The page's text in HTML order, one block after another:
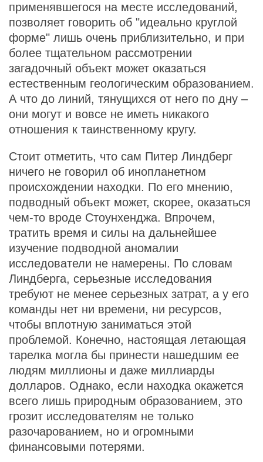
применявшегося на месте исследований,
позволяет говорить об "идеально круглой
форме" лишь очень приблизительно, и при
более тщательном рассмотрении
загадочный объект может оказаться
естественным геологическим образованием.
А что до линий, тянущихся от него по дну –
они могут и вовсе не иметь никакого
отношения к таинственному кругу.
Стоит отметить, что сам Питер Линдберг
ничего не говорил об инопланетном
происхождении находки. По его мнению,
подводный объект может, скорее, оказаться
чем-то вроде Стоунхенджа. Впрочем,
тратить время и силы на дальнейшее
изучение подводной аномалии
исследователи не намерены. По словам
Линдберга, серьезные исследования
требуют не менее серьезных затрат, а у его
команды нет ни времени, ни ресурсов,
чтобы вплотную заниматься этой
проблемой. Конечно, настоящая летающая
тарелка могла бы принести нашедшим ее
людям миллионы и даже миллиарды
долларов. Однако, если находка окажется
всего лишь природным образованием, это
грозит исследователям не только
разочарованием, но и огромными
финансовыми потерями.